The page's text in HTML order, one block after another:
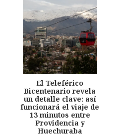
El Teleférico
Bicentenario revela
un detalle clave: así
funcionará el viaje de
13 minutos entre
Providencia y
Huechuraba